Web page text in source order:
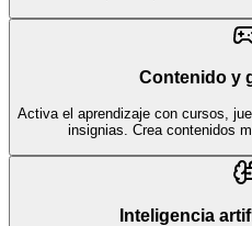
Contenido y
Activa el aprendizaje con cursos,
insignias. Crea contenidos
Inteligencia